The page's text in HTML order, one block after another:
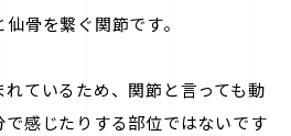
骨を繋ぐ関節です。
ているため、関節と言っても動
で感じたりする部位ではないです